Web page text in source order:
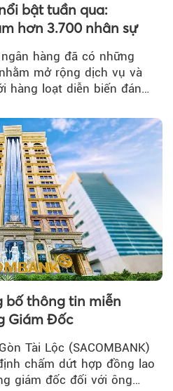
bật tuần qua:
hơn 3.700 nhân sự
hàng đã có những
mở rộng dịch vụ và
hàng loạt diễn biến đáng
bố thông tin miễn
Giám Đốc
Tài Lộc (SACOMBANK)
chấm dứt hợp đồng lao
giám đốc đối với ông